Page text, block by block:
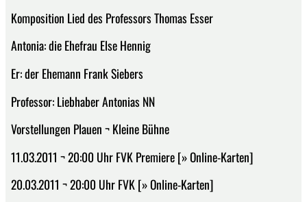
Komposition Lied des Professors Thomas Esser
Antonia: die Ehefrau Else Hennig
Er: der Ehemann Frank Siebers
Professor: Liebhaber Antonias NN
Vorstellungen Plauen ¬ Kleine Bühne
11.03.2011 ¬ 20:00 Uhr FVK Premiere [» Online-Karten]
20.03.2011 ¬ 20:00 Uhr FVK [» Online-Karten]